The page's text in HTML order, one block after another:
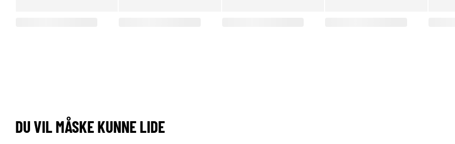
DU VIL MÅSKE KUNNE LIDE